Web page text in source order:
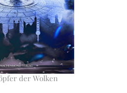
der Wolken